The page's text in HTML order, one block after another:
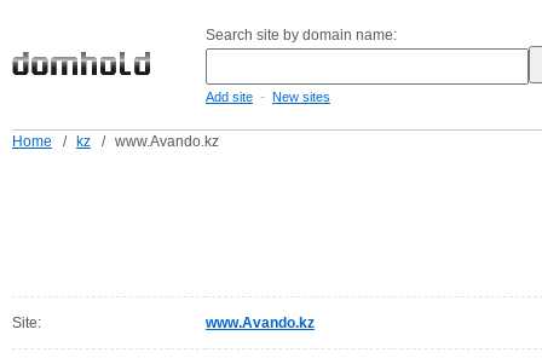
Search site by domain name:
Add site - New sites
Home / kz / www.Avando.kz
Site: www.Avando.kz